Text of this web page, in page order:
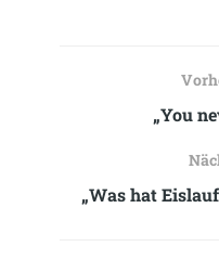
„You
„Was hat